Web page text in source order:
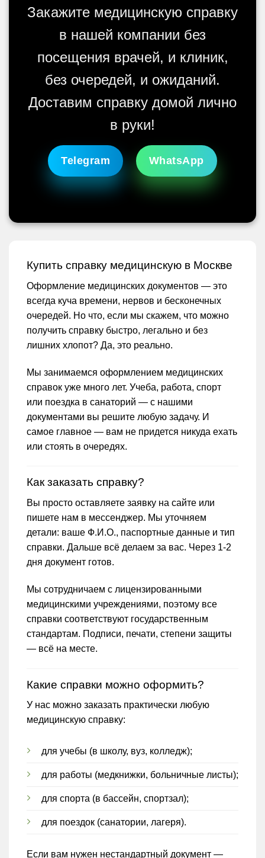
Закажите медицинскую справку
в нашей компании без
посещения врачей, и клиник,
без очередей, и ожиданий.
Доставим справку домой лично
в руки!
Telegram WhatsApp
Купить справку медицинскую в Москве
Оформление медицинских документов — это
всегда куча времени, нервов и бесконечных
очередей. Но что, если мы скажем, что можно
получить справку быстро, легально и без
лишних хлопот? Да, это реально.
Мы занимаемся оформлением медицинских
справок уже много лет. Учеба, работа, спорт
или поездка в санаторий — с нашими
документами вы решите любую задачу. И
самое главное — вам не придется никуда ехать
или стоять в очередях.
Как заказать справку?
Вы просто оставляете заявку на сайте или
пишете нам в мессенджер. Мы уточняем
детали: ваше Ф.И.О., паспортные данные и тип
справки. Дальше всё делаем за вас. Через 1-2
дня документ готов.
Мы сотрудничаем с лицензированными
медицинскими учреждениями, поэтому все
справки соответствуют государственным
стандартам. Подписи, печати, степени защиты
— всё на месте.
Какие справки можно оформить?
У нас можно заказать практически любую
медицинскую справку:
для учебы (в школу, вуз, колледж);
для работы (медкнижки, больничные листы);
для спорта (в бассейн, спортзал);
для поездок (санатории, лагеря).
Если вам нужен нестандартный документ —